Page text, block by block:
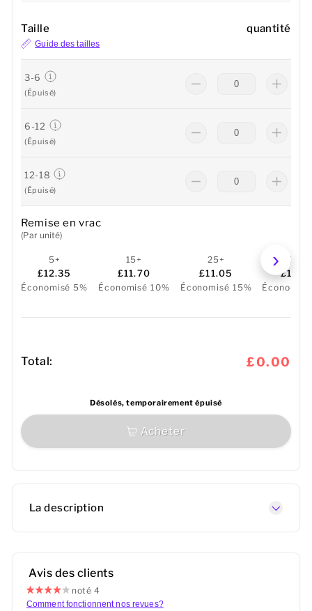
Taille quantité
Guide des tailles
3-6
(Épuisé)
6-12
(Épuisé)
12-18
(Épuisé)
Remise en vrac
(Par unité)
5+
£12.35
Économisé 5%
15+
£11.70
Économisé 10%
25+
£11.05
Économisé 15%
50+
Total: £0.00
Désolés, temporairement épuisé
Acheter
La description
Avis des clients
noté 4
Comment fonctionnent nos revues?